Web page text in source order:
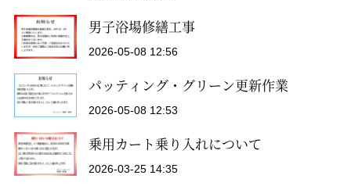
男子浴場修繕工事
2026-05-08 12:56
パッティング・グリーン更新作業
2026-05-08 12:53
乗用カート乗り入れについて
2026-03-25 14:35